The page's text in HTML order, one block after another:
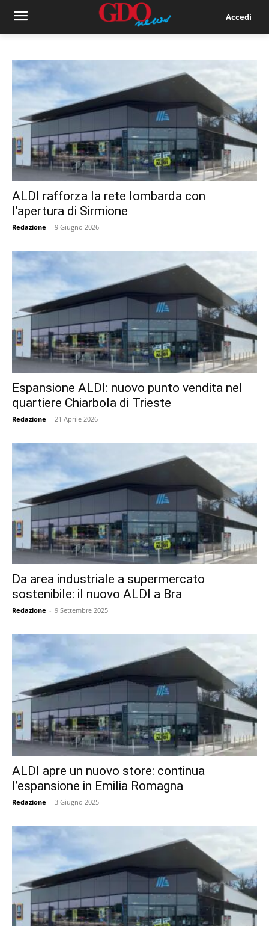
Accedi
ALDI rafforza la rete lombarda con
l’apertura di Sirmione
Redazione - 9 Giugno 2026
Espansione ALDI: nuovo punto vendita nel
quartiere Chiarbola di Trieste
Redazione - 21 Aprile 2026
Da area industriale a supermercato
sostenibile: il nuovo ALDI a Bra
Redazione - 9 Settembre 2025
ALDI apre un nuovo store: continua
l’espansione in Emilia Romagna
Redazione - 3 Giugno 2025